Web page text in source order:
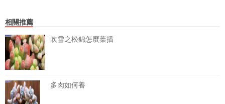
相關推薦
吹雪之松錦怎麼葉插
多肉如何養